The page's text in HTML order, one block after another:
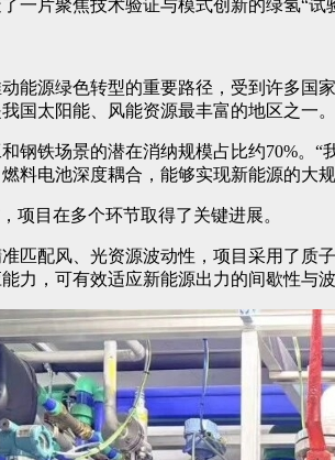
一片聚焦技术验证与模式创新的绿氢“试
能源绿色转型的重要路径，受到许多国
国太阳能、风能资源最丰富的地区之一
钢铁场景的潜在消纳规模占比约70%。“
料电池深度耦合，能够实现新能源的大
项目在多个环节取得了关键进展。
匹配风、光资源波动性，项目采用了质
力，可有效适应新能源出力的间歇性与波